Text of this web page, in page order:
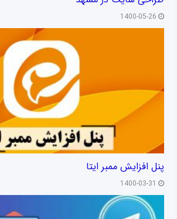
1400-05-26
پنل افزایش ممبر ایتا
1400-03-31